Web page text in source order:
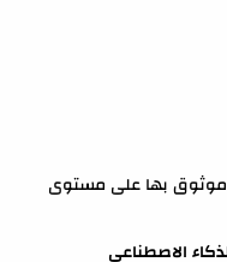
بها على مستوى
الاصطناعي